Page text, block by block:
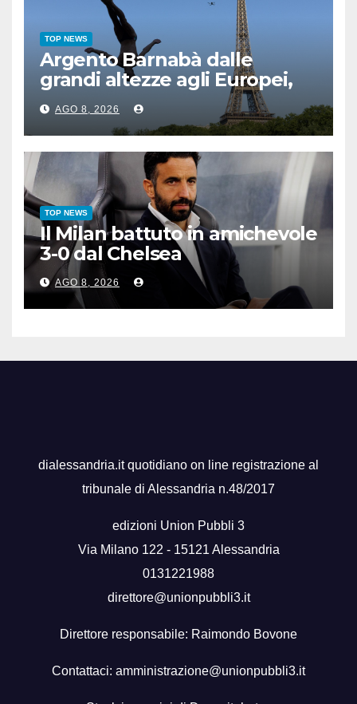
TOP NEWS
Argento Barnabà dalle
grandi altezze agli Europei,
bis azzurro dopo Cosetti
AGO 8, 2026
TOP NEWS
Il Milan battuto in amichevole
3-0 dal Chelsea
AGO 8, 2026
dialessandria.it quotidiano on line registrazione al
tribunale di Alessandria n.48/2017
edizioni Union Pubbli 3
Via Milano 122 - 15121 Alessandria
0131221988
direttore@unionpubbli3.it
Direttore responsabile: Raimondo Bovone
Contattaci: amministrazione@unionpubbli3.it